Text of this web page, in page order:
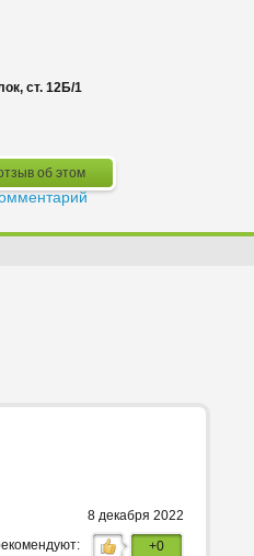
ст. 12Б/1
об этом
8 декабря 2022
+0